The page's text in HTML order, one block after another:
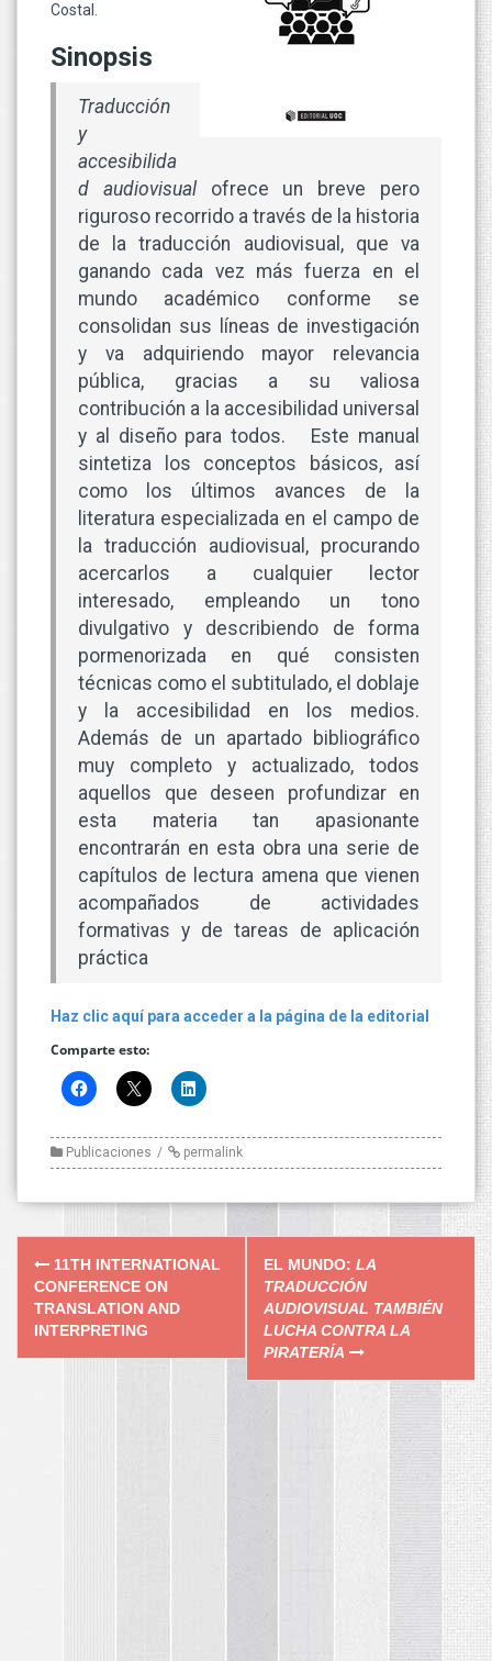
Costal.
Sinopsis
Traducción
y
accesibilida
d audiovisual ofrece un breve pero
riguroso recorrido a través de la historia
de la traducción audiovisual, que va
ganando cada vez más fuerza en el
mundo académico conforme se
consolidan sus líneas de investigación
y va adquiriendo mayor relevancia
pública, gracias a su valiosa
contribución a la accesibilidad universal
y al diseño para todos. Este manual
sintetiza los conceptos básicos, así
como los últimos avances de la
literatura especializada en el campo de
la traducción audiovisual, procurando
acercarlos a cualquier lector
interesado, empleando un tono
divulgativo y describiendo de forma
pormenorizada en qué consisten
técnicas como el subtitulado, el doblaje
y la accesibilidad en los medios.
Además de un apartado bibliográfico
muy completo y actualizado, todos
aquellos que deseen profundizar en
esta materia tan apasionante
encontrarán en esta obra una serie de
capítulos de lectura amena que vienen
acompañados de actividades
formativas y de tareas de aplicación
práctica
Haz clic aquí para acceder a la página de la editorial
Comparte esto:
Publicaciones permalink
Post
navigation
11TH INTERNATIONAL
CONFERENCE ON
TRANSLATION AND
INTERPRETING
EL MUNDO: LA
TRADUCCIÓN
AUDIOVISUAL TAMBIÉN
LUCHA CONTRA LA
PIRATERÍA